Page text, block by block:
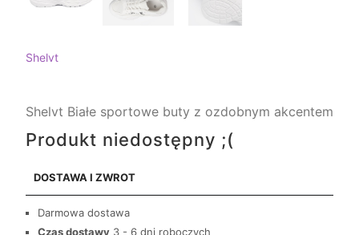
Shelvt
Shelvt Białe sportowe buty z ozdobnym akcentem
Produkt niedostępny ;(
DOSTAWA I ZWROT
Darmowa dostawa
Czas dostawy 3 - 6 dni roboczych